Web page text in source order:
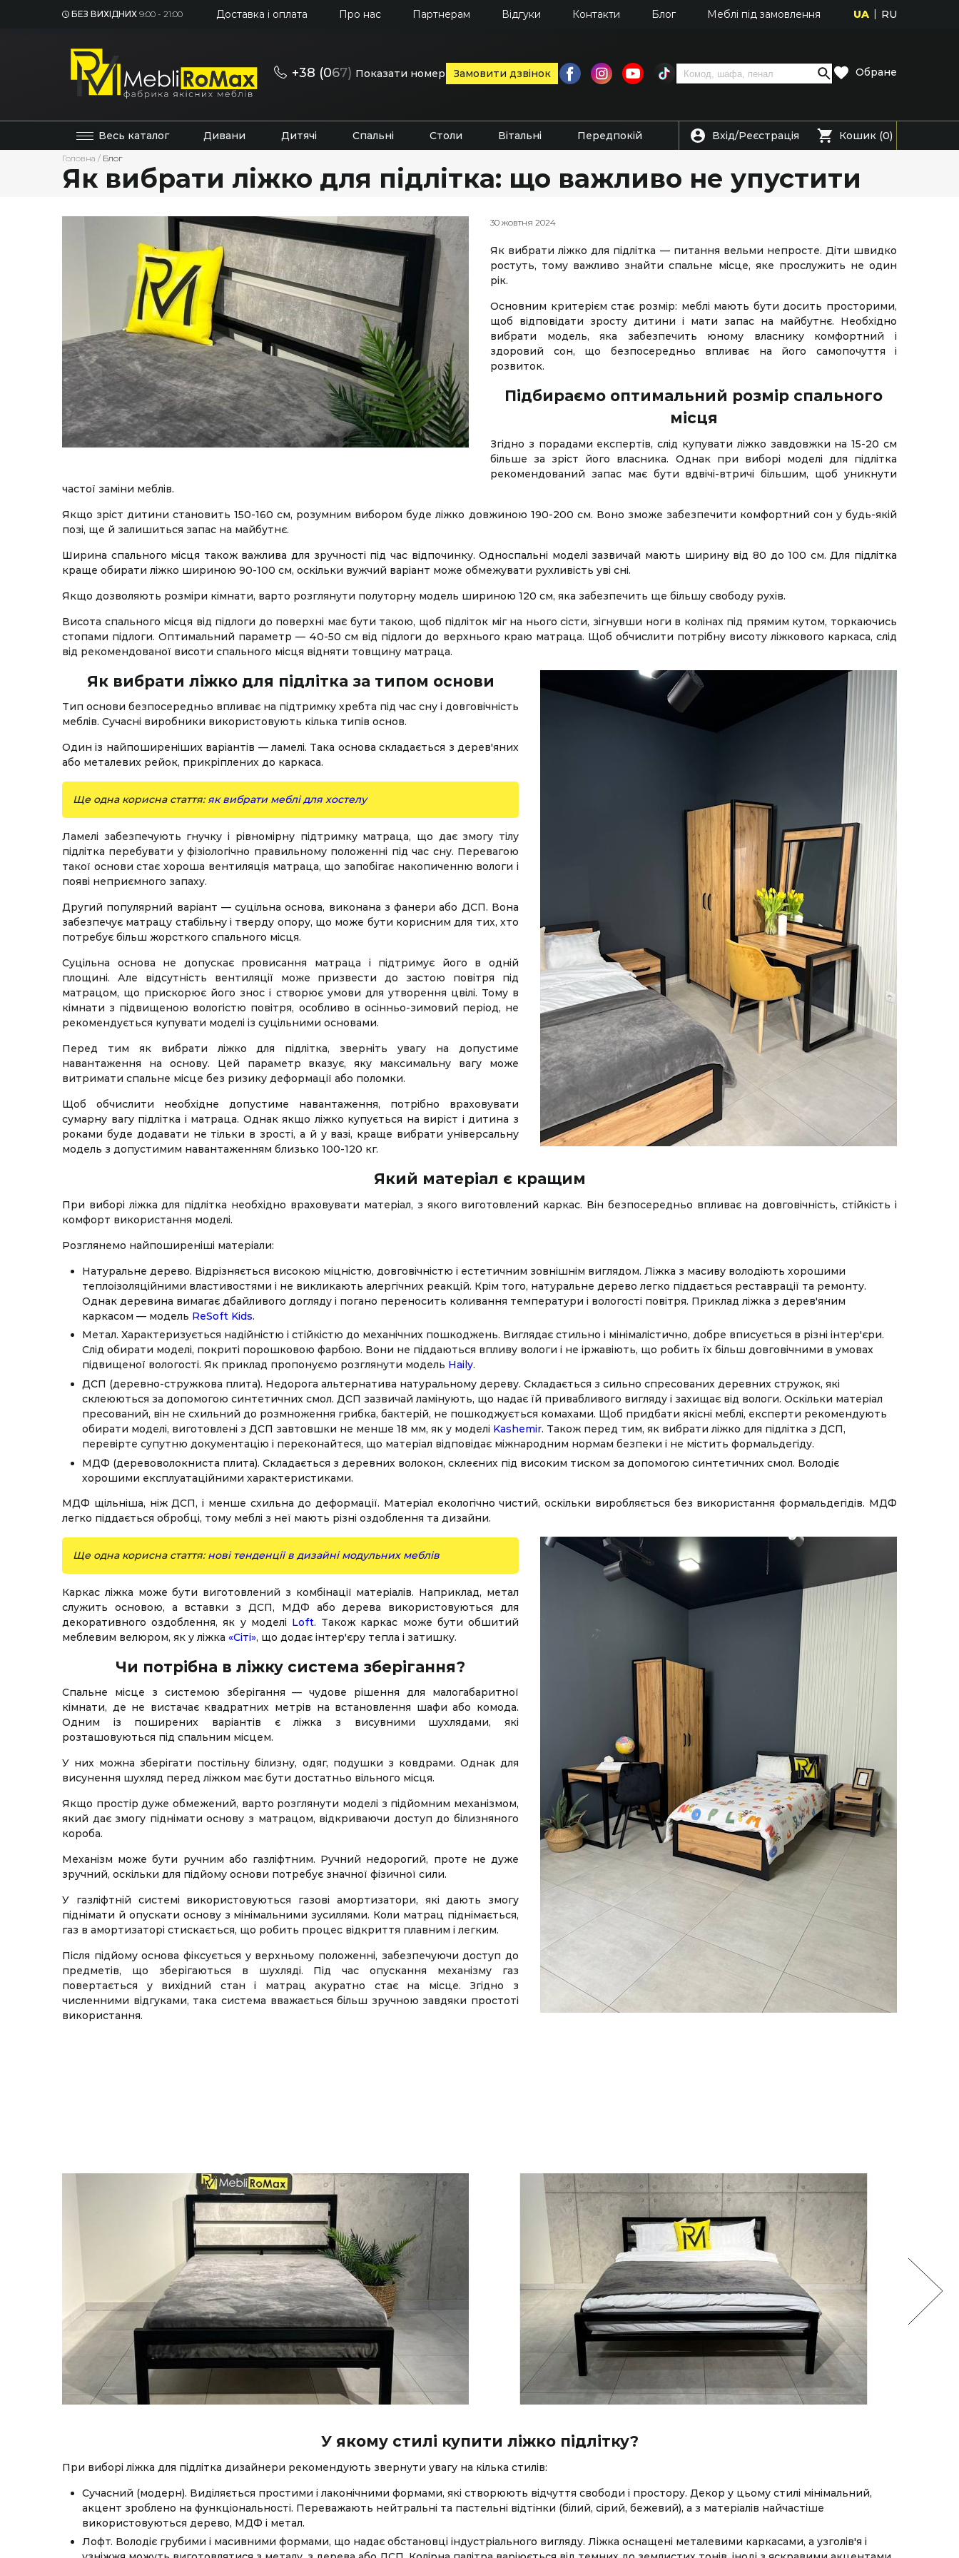
БЕЗ ВИХІДНИХ 9:00 - 21:00 Доставка і оплата Про нас Партнерам Відгуки Контакти Блог Меблі під замовлення UA RU
+38 (067) Показати номер Замовити дзвінок Обране
Весь каталог Дивани Дитячі Спальні Столи Вітальні Передпокій Вхід/Реєстрація Кошик (0)
Головна / Блог
Як вибрати ліжко для підлітка: що важливо не упустити
30 жовтня 2024
Як вибрати ліжко для підлітка — питання вельми непросте. Діти швидко
ростуть, тому важливо знайти спальне місце, яке прослужить не один
рік.
Основним критерієм стає розмір: меблі мають бути досить просторими,
щоб відповідати зросту дитини і мати запас на майбутнє. Необхідно
вибрати модель, яка забезпечить юному власнику комфортний і
здоровий сон, що безпосередньо впливає на його самопочуття і
розвиток.
Підбираємо оптимальний розмір спального
місця
Згідно з порадами експертів, слід купувати ліжко завдовжки на 15-20 см
більше за зріст його власника. Однак при виборі моделі для підлітка
рекомендований запас має бути вдвічі-втричі більшим, щоб уникнути
частої заміни меблів.
Якщо зріст дитини становить 150-160 см, розумним вибором буде ліжко довжиною 190-200 см. Воно зможе забезпечити комфортний сон у будь-якій
позі, ще й залишиться запас на майбутнє.
Ширина спального місця також важлива для зручності під час відпочинку. Односпальні моделі зазвичай мають ширину від 80 до 100 см. Для підлітка
краще обирати ліжко шириною 90-100 см, оскільки вужчий варіант може обмежувати рухливість уві сні.
Якщо дозволяють розміри кімнати, варто розглянути полуторну модель шириною 120 см, яка забезпечить ще більшу свободу рухів.
Висота спального місця від підлоги до поверхні має бути такою, щоб підліток міг на нього сісти, зігнувши ноги в колінах під прямим кутом, торкаючись
стопами підлоги. Оптимальний параметр — 40-50 см від підлоги до верхнього краю матраца. Щоб обчислити потрібну висоту ліжкового каркаса, слід
від рекомендованої висоти спального місця відняти товщину матраца.
Як вибрати ліжко для підлітка за типом основи
Тип основи безпосередньо впливає на підтримку хребта під час сну і довговічність
меблів. Сучасні виробники використовують кілька типів основ.
Один із найпоширеніших варіантів — ламелі. Така основа складається з дерев'яних
або металевих рейок, прикріплених до каркаса.
Ще одна корисна стаття: як вибрати меблі для хостелу
Ламелі забезпечують гнучку і рівномірну підтримку матраца, що дає змогу тілу
підлітка перебувати у фізіологічно правильному положенні під час сну. Перевагою
такої основи стає хороша вентиляція матраца, що запобігає накопиченню вологи і
появі неприємного запаху.
Другий популярний варіант — суцільна основа, виконана з фанери або ДСП. Вона
забезпечує матрацу стабільну і тверду опору, що може бути корисним для тих, хто
потребує більш жорсткого спального місця.
Суцільна основа не допускає провисання матраца і підтримує його в одній
площині. Але відсутність вентиляції може призвести до застою повітря під
матрацом, що прискорює його знос і створює умови для утворення цвілі. Тому в
кімнати з підвищеною вологістю повітря, особливо в осінньо-зимовий період, не
рекомендується купувати моделі із суцільними основами.
Перед тим як вибрати ліжко для підлітка, зверніть увагу на допустиме
навантаження на основу. Цей параметр вказує, яку максимальну вагу може
витримати спальне місце без ризику деформації або поломки.
Щоб обчислити необхідне допустиме навантаження, потрібно враховувати
сумарну вагу підлітка і матраца. Однак якщо ліжко купується на виріст і дитина з
роками буде додавати не тільки в зрості, а й у вазі, краще вибрати універсальну
модель з допустимим навантаженням близько 100-120 кг.
Який матеріал є кращим
При виборі ліжка для підлітка необхідно враховувати матеріал, з якого виготовлений каркас. Він безпосередньо впливає на довговічність, стійкість і
комфорт використання моделі.
Розглянемо найпоширеніші матеріали:
Натуральне дерево. Відрізняється високою міцністю, довговічністю і естетичним зовнішнім виглядом. Ліжка з масиву володіють хорошими
теплоізоляційними властивостями і не викликають алергічних реакцій. Крім того, натуральне дерево легко піддається реставрації та ремонту.
Однак деревина вимагає дбайливого догляду і погано переносить коливання температури і вологості повітря. Приклад ліжка з дерев'яним
каркасом — модель ReSoft Kids.
Метал. Характеризується надійністю і стійкістю до механічних пошкоджень. Виглядає стильно і мінімалістично, добре вписується в різні інтер'єри.
Слід обирати моделі, покриті порошковою фарбою. Вони не піддаються впливу вологи і не іржавіють, що робить їх більш довговічними в умовах
підвищеної вологості. Як приклад пропонуємо розглянути модель Haily.
ДСП (деревно-стружкова плита). Недорога альтернатива натуральному дереву. Складається з сильно спресованих деревних стружок, які
склеюються за допомогою синтетичних смол. ДСП зазвичай ламінують, що надає їй привабливого вигляду і захищає від вологи. Оскільки матеріал
пресований, він не схильний до розмноження грибка, бактерій, не пошкоджується комахами. Щоб придбати якісні меблі, експерти рекомендують
обирати моделі, виготовлені з ДСП завтовшки не менше 18 мм, як у моделі Kashemir. Також перед тим, як вибрати ліжко для підлітка з ДСП,
перевірте супутню документацію і переконайтеся, що матеріал відповідає міжнародним нормам безпеки і не містить формальдегіду.
МДФ (деревоволокниста плита). Складається з деревних волокон, склеєних під високим тиском за допомогою синтетичних смол. Володіє
хорошими експлуатаційними характеристиками.
МДФ щільніша, ніж ДСП, і менше схильна до деформації. Матеріал екологічно чистий, оскільки виробляється без використання формальдегідів. МДФ
легко піддається обробці, тому меблі з неї мають різні оздоблення та дизайни.
Ще одна корисна стаття: нові тенденції в дизайні модульних меблів
Каркас ліжка може бути виготовлений з комбінації матеріалів. Наприклад, метал
служить основою, а вставки з ДСП, МДФ або дерева використовуються для
декоративного оздоблення, як у моделі Loft. Також каркас може бути обшитий
меблевим велюром, як у ліжка «Сіті», що додає інтер'єру тепла і затишку.
Чи потрібна в ліжку система зберігання?
Спальне місце з системою зберігання — чудове рішення для малогабаритної
кімнати, де не вистачає квадратних метрів на встановлення шафи або комода.
Одним із поширених варіантів є ліжка з висувними шухлядами, які
розташовуються під спальним місцем.
У них можна зберігати постільну білизну, одяг, подушки з ковдрами. Однак для
висунення шухляд перед ліжком має бути достатньо вільного місця.
Якщо простір дуже обмежений, варто розглянути моделі з підйомним механізмом,
який дає змогу піднімати основу з матрацом, відкриваючи доступ до білизняного
короба.
Механізм може бути ручним або газліфтним. Ручний недорогий, проте не дуже
зручний, оскільки для підйому основи потребує значної фізичної сили.
У газліфтній системі використовуються газові амортизатори, які дають змогу
піднімати й опускати основу з мінімальними зусиллями. Коли матрац піднімається,
газ в амортизаторі стискається, що робить процес відкриття плавним і легким.
Після підйому основа фіксується у верхньому положенні, забезпечуючи доступ до
предметів, що зберігаються в шухляді. Під час опускання механізму газ
повертається у вихідний стан і матрац акуратно стає на місце. Згідно з
численними відгуками, така система вважається більш зручною завдяки простоті
використання.
У якому стилі купити ліжко підлітку?
При виборі ліжка для підлітка дизайнери рекомендують звернути увагу на кілька стилів:
Сучасний (модерн). Виділяється простими і лаконічними формами, які створюють відчуття свободи і простору. Декор у цьому стилі мінімальний,
акцент зроблено на функціональності. Переважають нейтральні та пастельні відтінки (білий, сірий, бежевий), а з матеріалів найчастіше
використовуються дерево, МДФ і метал.
Лофт. Володіє грубими і масивними формами, що надає обстановці індустріального вигляду. Ліжка оснащені металевими каркасами, а узголів'я і